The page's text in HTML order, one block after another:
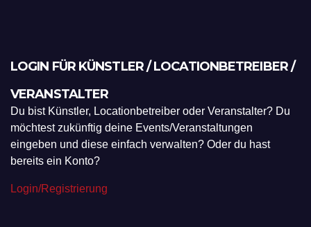
LOGIN FÜR KÜNSTLER / LOCATIONBETREIBER /
VERANSTALTER
Du bist Künstler, Locationbetreiber oder Veranstalter? Du
möchtest zukünftig deine Events/Veranstaltungen
eingeben und diese einfach verwalten? Oder du hast
bereits ein Konto?
Login/Registrierung